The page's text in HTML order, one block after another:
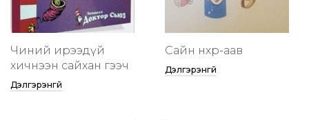
Чиний ирээдүй
хичнээн сайхан гээч
Дэлгэрэнгүй
Сайн нөхөр-аав
Дэлгэрэнгүй